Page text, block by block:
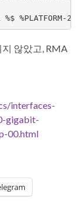
않았고, RMA
interfaces-
gigabit-
00.html